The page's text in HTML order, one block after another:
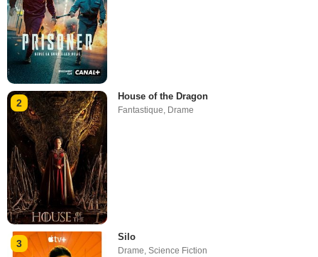
2
House of the Dragon
Fantastique, Drame
3
Silo
Drame,Science Fiction